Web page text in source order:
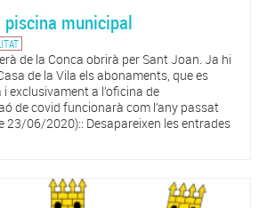
piscina municipal
de la Conca obrirà per Sant Joan. Ja hi
de la Vila els abonaments, que es
exclusivament a l’oficina de
de covid funcionarà com l’any passat
23/06/2020):: Desapareixen les entrades